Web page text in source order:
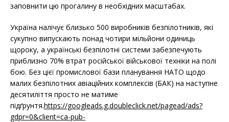
заповнити цю прогалину в необхідних масштабах.
Україна налічує близько 500 виробників безпілотників, які
сукупно випускають понад чотири мільйони одиниць
щороку, а українські безпілотні системи забезпечують
приблизно 70% втрат російської військової техніки на полі
бою. Без цієї промислової бази планування НАТО щодо
малих безпілотних авіаційних комплексів (БАК) на наступне
десятиліття просто не матиме
підґрунтя.https://googleads.g.doubleclick.net/pagead/ads?
gdpr=0&client=ca-pub-